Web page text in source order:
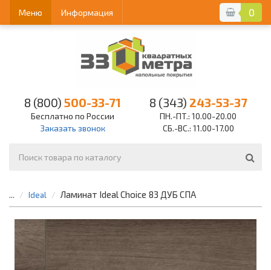
0
Меню Информация
8 (800) 500-33-71
Бесплатно по России
Заказать звонок
8 (343) 243-53-37
ПН.-ПТ.: 10.00-20.00
СБ.-ВС.: 11.00-17.00
... Ideal Ламинат Ideal Choice 83 ДУБ СПА